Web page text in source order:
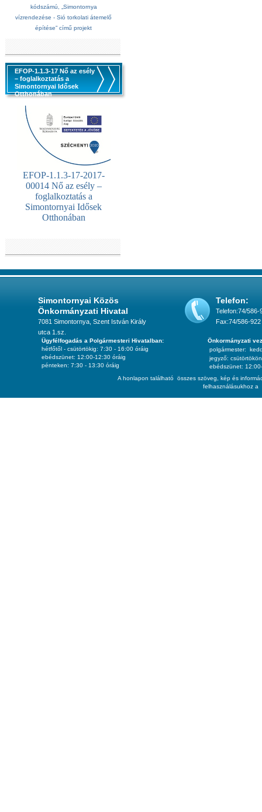
kódszámú, „Simontornya
vízrendezése - Sió torkolati átemelő
építése” című projekt
EFOP-1.1.3-17 Nő az esély
– foglalkoztatás a
Simontornyai Idősek
Otthonában
EFOP-1.1.3-17-2017-
00014 Nő az esély –
foglalkoztatás a
Simontornyai Idősek
Otthonában
Simontornyai Közös
Önkormányzati Hivatal
7081 Simontornya, Szent István Király
utca 1.sz.
Telefon:
Telefon:74/586-
Fax:74/586-922
A honlapon található összes szöveg, kép és
felhasználásukhoz a
Ügyfélfogadás a Polgármesteri Hivatalban:
hétfőtől - csütörtökig: 7:30 - 16:00 óráig
ebédszünet: 12:00-12:30 óráig
pénteken: 7:30 - 13:30 óráig
Önkormányzati
polgármester:
jegyző: csütörtökön
ebédszünet: